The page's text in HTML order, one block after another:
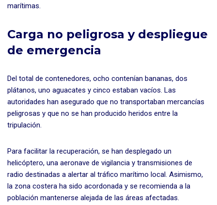
marítimas.
Carga no peligrosa y despliegue
de emergencia
Del total de contenedores, ocho contenían bananas, dos
plátanos, uno aguacates y cinco estaban vacíos. Las
autoridades han asegurado que no transportaban mercancías
peligrosas y que no se han producido heridos entre la
tripulación.
Para facilitar la recuperación, se han desplegado un
helicóptero, una aeronave de vigilancia y transmisiones de
radio destinadas a alertar al tráfico marítimo local. Asimismo,
la zona costera ha sido acordonada y se recomienda a la
población mantenerse alejada de las áreas afectadas.